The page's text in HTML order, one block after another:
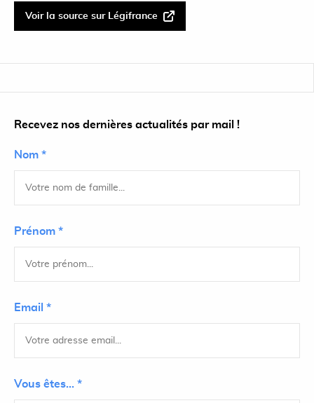
Voir la source sur Légifrance
Recevez nos dernières actualités par mail !
Nom *
Prénom *
Email *
Vous êtes... *